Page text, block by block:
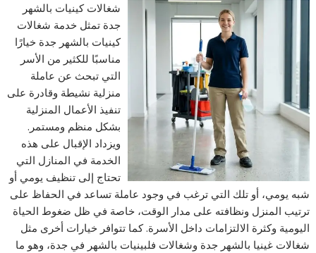
شغالات كينيات بالشهر
جدة تمثل خدمة شغالات
كينيات بالشهر جدة خيارًا
مناسبًا للكثير من الأسر
التي تبحث عن عاملة
منزلية نشيطة وقادرة على
تنفيذ الأعمال المنزلية
بشكل منظم ومستمر.
ويزداد الإقبال على هذه
الخدمة في المنازل التي
تحتاج إلى تنظيف يومي أو
شبه يومي، أو تلك التي ترغب في وجود عاملة تساعد في الحفاظ على
ترتيب المنزل ونظافته على مدار الوقت، خاصة في ظل ضغوط الحياة
اليومية وكثرة الالتزامات داخل الأسرة. كما تتوافر خيارات أخرى مثل
شغالات غينيا بالشهر جدة وشغالات فلبينيات بالشهر في جدة، وهو ما